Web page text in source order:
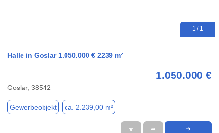
1 / 1
Halle in Goslar 1.050.000 € 2239 m²
1.050.000 €
Goslar, 38542
Gewerbeobjekt ca. 2.239,00 m²
★ ➦ ➜